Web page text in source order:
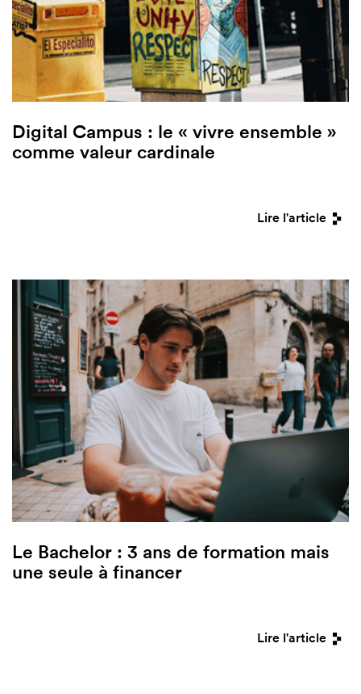
Digital Campus : le « vivre ensemble »
comme valeur cardinale
Lire l'article
Le Bachelor : 3 ans de formation mais
une seule à financer
Lire l'article